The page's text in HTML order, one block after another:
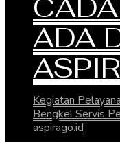
ADA
Kegiatan
Bengkel Servis
aspirago.id